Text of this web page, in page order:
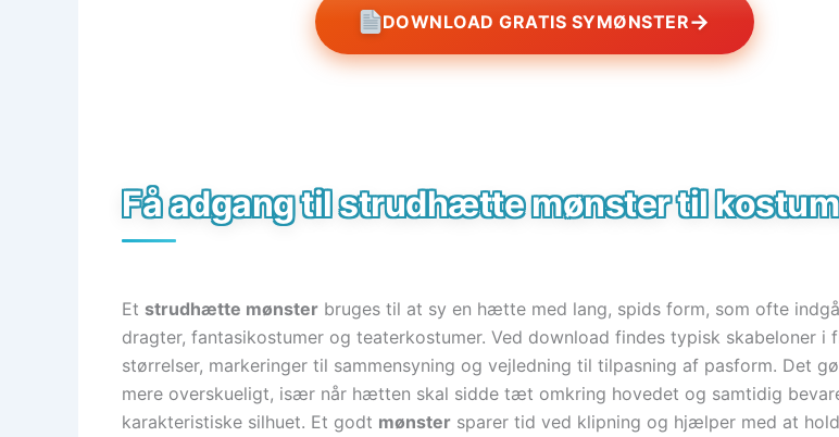
DOWNLOAD GRATIS SYMØNSTER→
Få adgang til strudhætte mønster til
Et strudhætte mønster bruges til at sy en hætte med lang, spids form, som ofte
dragter, fantasikostumer og teaterkostumer. Ved download findes typisk skabeloner i
størrelser, markeringer til sammensyning og vejledning til tilpasning af pasform. Det
mere overskueligt, især når hætten skal sidde tæt omkring hovedet og samtidig
karakteristiske silhuet. Et godt mønster sparer tid ved klipning og hjælper med at